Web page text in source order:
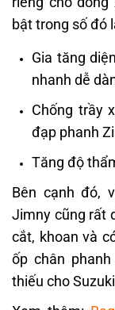
bật trong số đó
Gia tăng
nhanh dễ
Chống trầy
đạp phanh
Tăng độ
Bên cạnh đó,
Jimny cũng rất
cắt, khoan và
ốp chân
thiếu cho